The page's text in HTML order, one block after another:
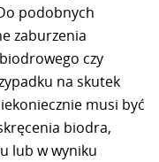
podobnych
zaburzenia
czy
na skutek
musi być
biodra,
lub w wyniku